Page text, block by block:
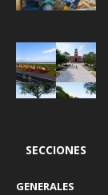
SECCIONES
GENERALES